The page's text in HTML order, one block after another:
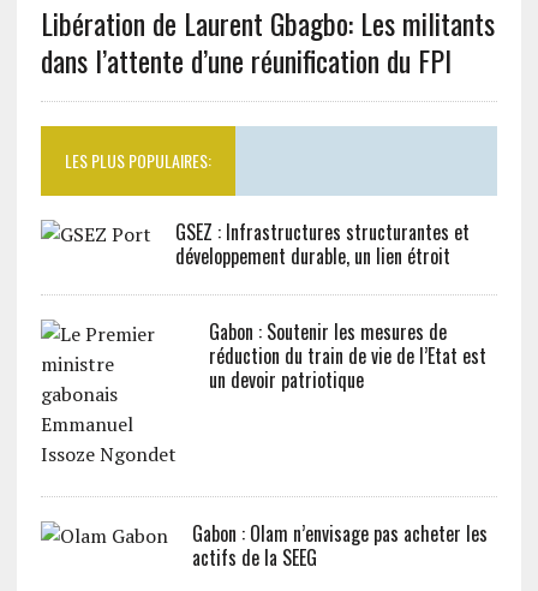
Libération de Laurent Gbagbo: Les militants
dans l’attente d’une réunification du FPI
LES PLUS POPULAIRES:
GSEZ : Infrastructures structurantes et
développement durable, un lien étroit
Gabon : Soutenir les mesures de
réduction du train de vie de l’Etat est
un devoir patriotique
Gabon : Olam n’envisage pas acheter les
actifs de la SEEG